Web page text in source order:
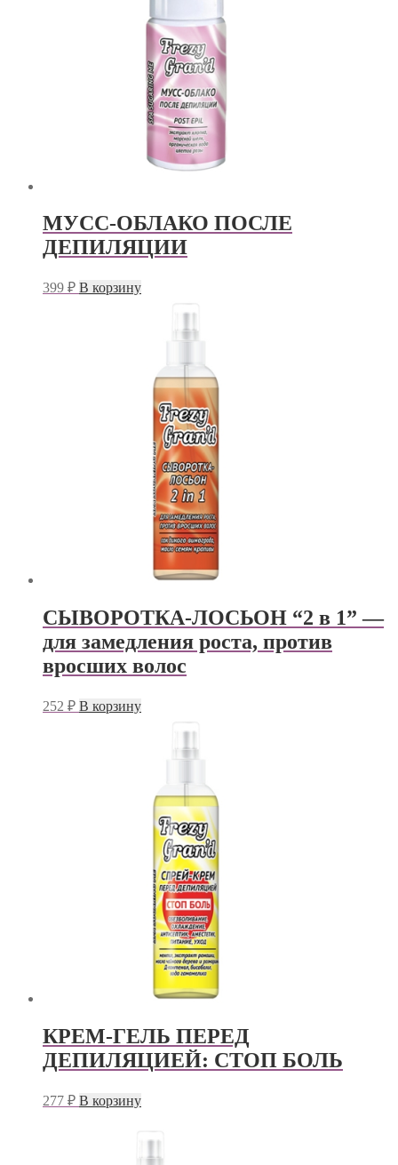
МУСС-ОБЛАКО ПОСЛЕ
ДЕПИЛЯЦИИ
399 ₽ В корзину
СЫВОРОТКА-ЛОСЬОН “2 в 1” —
для замедления роста, против
вросших волос
252 ₽ В корзину
КРЕМ-ГЕЛЬ ПЕРЕД
ДЕПИЛЯЦИЕЙ: СТОП БОЛЬ
277 ₽ В корзину